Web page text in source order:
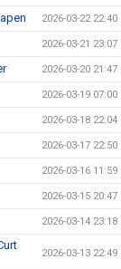
2026-03-22 22:40
2026-03-21 23:07
2026-03-20 21:47
2026-03-19 07:00
2026-03-18 22:04
2026-03-17 22:50
2026-03-16 11:59
2026-03-15 20:47
2026-03-14 23:18
2026-03-13 22:49